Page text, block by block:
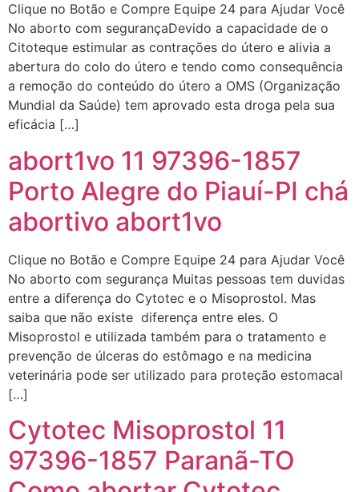
Clique no Botão e Compre Equipe 24 para Ajudar Você
No aborto com segurançaDevido a capacidade de o
Citoteque estimular as contrações do útero e alivia a
abertura do colo do útero e tendo como consequência
a remoção do conteúdo do útero a OMS (Organização
Mundial da Saúde) tem aprovado esta droga pela sua
eficácia […]
abort1vo 11 97396-1857
Porto Alegre do Piauí-PI chá
abortivo abort1vo
Clique no Botão e Compre Equipe 24 para Ajudar Você
No aborto com segurança Muitas pessoas tem duvidas
entre a diferença do Cytotec e o Misoprostol. Mas
saiba que não existe diferença entre eles. O
Misoprostol e utilizada também para o tratamento e
prevenção de úlceras do estômago e na medicina
veterinária pode ser utilizado para proteção estomacal
[…]
Cytotec Misoprostol 11
97396-1857 Paranã-TO